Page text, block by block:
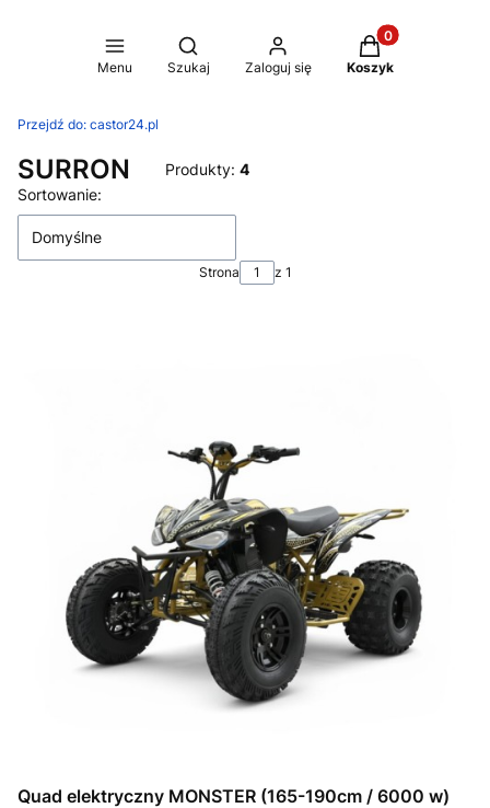
Menu
Otwórz wyszukiwarkę
Szukaj Zaloguj się
Produkty w
Koszyk
Przejdź do: castor24.pl
SURRON Produkty: 4
Lista produktów
Sortowanie:
Domyślne
Strona z 1
Quad elektryczny MONSTER (165-190cm / 6000 w)